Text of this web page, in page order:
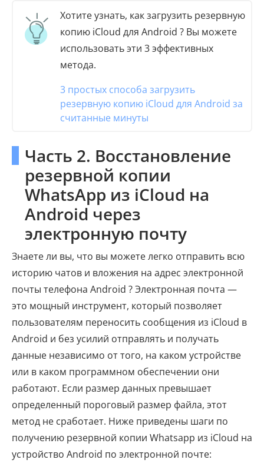
Хотите узнать, как загрузить резервную
копию iCloud для Android ? Вы можете
использовать эти 3 эффективных
метода.
3 простых способа загрузить
резервную копию iCloud для Android за
считанные минуты
Часть 2. Восстановление
резервной копии
WhatsApp из iCloud на
Android через
электронную почту
Знаете ли вы, что вы можете легко отправить всю
историю чатов и вложения на адрес электронной
почты телефона Android ? Электронная почта —
это мощный инструмент, который позволяет
пользователям переносить сообщения из iCloud в
Android и без усилий отправлять и получать
данные независимо от того, на каком устройстве
или в каком программном обеспечении они
работают. Если размер данных превышает
определенный пороговый размер файла, этот
метод не сработает. Ниже приведены шаги по
получению резервной копии Whatsapp из iCloud на
устройство Android по электронной почте: